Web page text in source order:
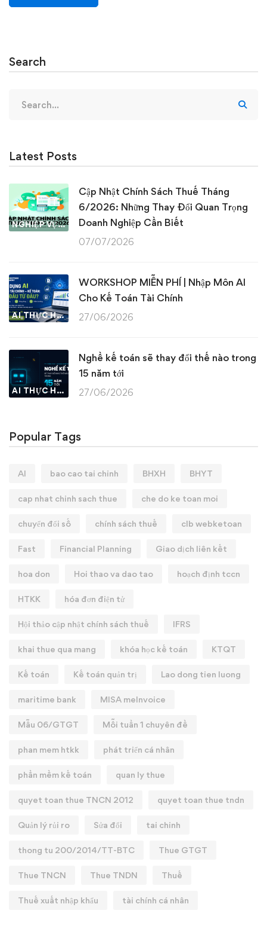
Search
for:
Latest Posts
NGHIỆP VỤ KẾ TOÁN & THUẾ
Cập Nhật Chính Sách Thuế Tháng
6/2026: Những Thay Đổi Quan Trọng
Doanh Nghiệp Cần Biết
07/07/2026
AI THỰC HÀNH
WORKSHOP MIỄN PHÍ | Nhập Môn AI
Cho Kế Toán Tài Chính
27/06/2026
AI THỰC HÀNH
Nghề kế toán sẽ thay đổi thế nào trong
15 năm tới
27/06/2026
Popular Tags
AI bao cao tai chinh BHXH BHYT
cap nhat chinh sach thue che do ke toan moi
chuyển đổi số chính sách thuế clb webketoan
Fast Financial Planning Giao dịch liên kết
hoa don Hoi thao va dao tao hoạch định tccn
HTKK hóa đơn điện tử
Hội thảo cập nhật chính sách thuế IFRS
khai thue qua mang khóa học kế toán KTQT
Kế toán Kế toán quản trị Lao dong tien luong
maritime bank MISA meInvoice
Mẫu 06/GTGT Mỗi tuần 1 chuyên đề
phan mem htkk phát triển cá nhân
phần mềm kế toán quan ly thue
quyet toan thue TNCN 2012 quyet toan thue tndn
Quản lý rủi ro Sửa đổi tai chinh
thong tu 200/2014/TT-BTC Thue GTGT
Thue TNCN Thue TNDN Thuế
Thuế xuất nhập khẩu tài chính cá nhân